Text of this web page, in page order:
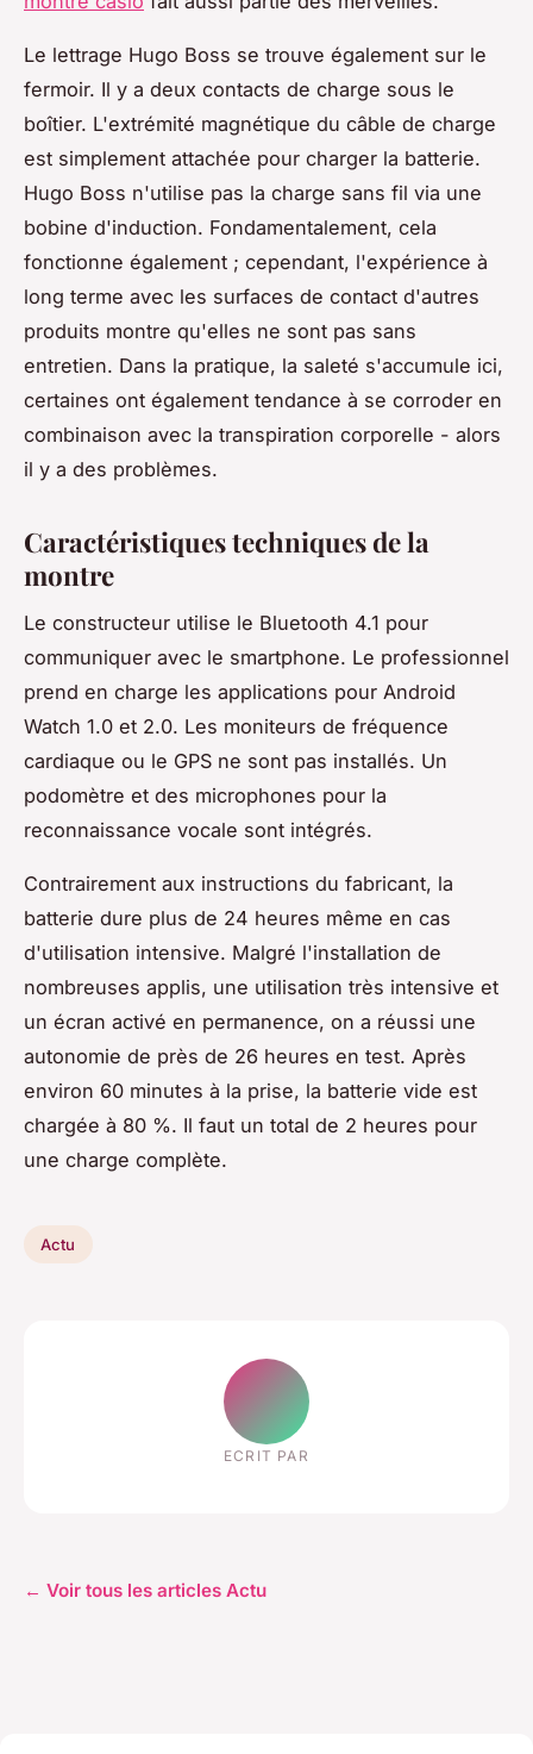
Le lettrage Hugo Boss se trouve également sur le
fermoir. Il y a deux contacts de charge sous le
boîtier. L'extrémité magnétique du câble de charge
est simplement attachée pour charger la batterie.
Hugo Boss n'utilise pas la charge sans fil via une
bobine d'induction. Fondamentalement, cela
fonctionne également ; cependant, l'expérience à
long terme avec les surfaces de contact d'autres
produits montre qu'elles ne sont pas sans
entretien. Dans la pratique, la saleté s'accumule ici,
certaines ont également tendance à se corroder en
combinaison avec la transpiration corporelle - alors
il y a des problèmes.
Caractéristiques techniques de la
montre
Le constructeur utilise le Bluetooth 4.1 pour
communiquer avec le smartphone. Le professionnel
prend en charge les applications pour Android
Watch 1.0 et 2.0. Les moniteurs de fréquence
cardiaque ou le GPS ne sont pas installés. Un
podomètre et des microphones pour la
reconnaissance vocale sont intégrés.
Contrairement aux instructions du fabricant, la
batterie dure plus de 24 heures même en cas
d'utilisation intensive. Malgré l'installation de
nombreuses applis, une utilisation très intensive et
un écran activé en permanence, on a réussi une
autonomie de près de 26 heures en test. Après
environ 60 minutes à la prise, la batterie vide est
chargée à 80 %. Il faut un total de 2 heures pour
une charge complète.
Actu
ECRIT PAR
← Voir tous les articles Actu